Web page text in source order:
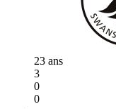
23 ans
3
0
0